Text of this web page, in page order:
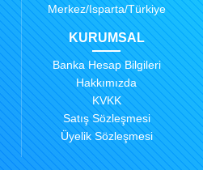
Merkez/Isparta/Türkiye
KURUMSAL
Banka Hesap Bilgileri
Hakkımızda
KVKK
Satış Sözleşmesi
Üyelik Sözleşmesi